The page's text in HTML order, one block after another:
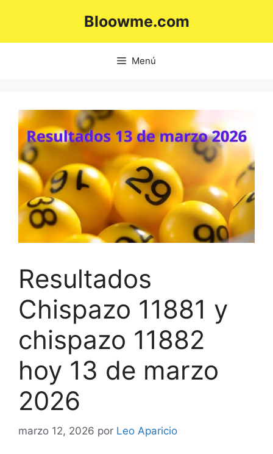
Bloowme.com
Menú
Resultados
Chispazo 11881 y
chispazo 11882
hoy 13 de marzo
2026
marzo 12, 2026 por Leo Aparicio